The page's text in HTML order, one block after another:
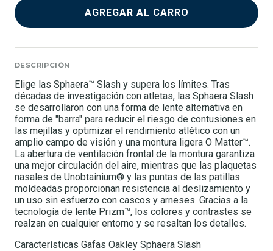
AGREGAR AL CARRO
DESCRIPCIÓN
Elige las Sphaera™ Slash y supera los límites. Tras
décadas de investigación con atletas, las Sphaera Slash
se desarrollaron con una forma de lente alternativa en
forma de "barra" para reducir el riesgo de contusiones en
las mejillas y optimizar el rendimiento atlético con un
amplio campo de visión y una montura ligera O Matter™.
La abertura de ventilación frontal de la montura garantiza
una mejor circulación del aire, mientras que las plaquetas
nasales de Unobtainium® y las puntas de las patillas
moldeadas proporcionan resistencia al deslizamiento y
un uso sin esfuerzo con cascos y arneses. Gracias a la
tecnología de lente Prizm™, los colores y contrastes se
realzan en cualquier entorno y se resaltan los detalles.
Características Gafas Oakley Sphaera Slash